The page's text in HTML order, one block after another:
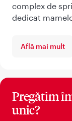
complex de
dedicat
Află mai mult
Pregătim
unic?